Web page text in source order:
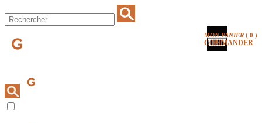
MON PANIER ( 0 )
COMMANDER